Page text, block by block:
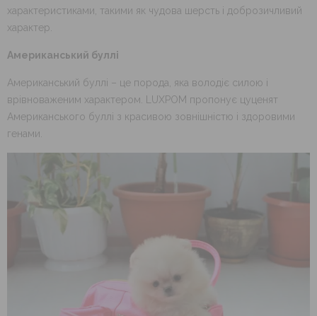
характеристиками, такими як чудова шерсть і доброзичливий
характер.
Американський буллі
Американський буллі – це порода, яка володіє силою і
врівноваженим характером. LUXPOM пропонує цуценят
Американського буллі з красивою зовнішністю і здоровими
генами.